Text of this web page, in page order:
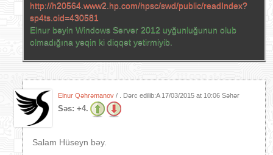
http://h20564.www2.hp.com/hpsc/swd/public/readIndex?
sp4ts.oid=430581
Elnur bəyin Windows Server 2012 uyğunluğunun olub
olmadığına yəqin ki diqqət yetirmiyib.
Elnur Qəhrəmanov / . Dərc edilib:A 17/03/2015 at 10:06 Səhər
Səs: +4.
Salam Hüseyn bəy.